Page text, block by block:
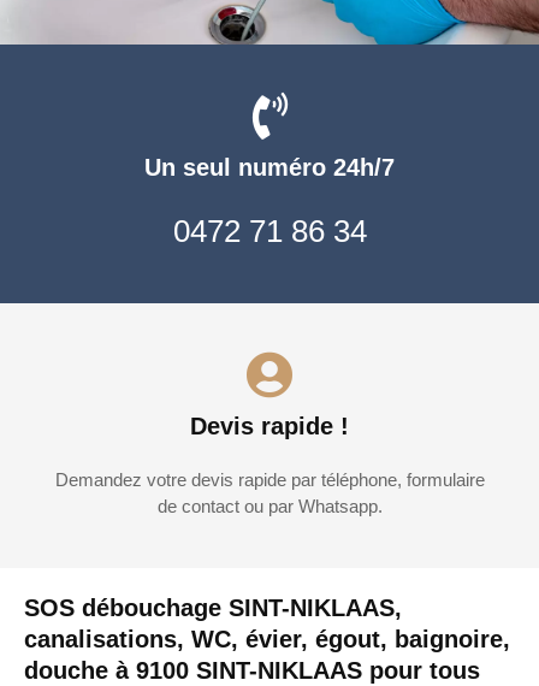
SOS débouchage SINT-NIKLAAS,
canalisations, WC, évier, égout, baignoire,
douche à 9100 SINT-NIKLAAS pour tous
Un seul numéro 24h/7
0472 71 86 34
Devis rapide !
Demandez votre devis rapide par téléphone, formulaire
de contact ou par Whatsapp.